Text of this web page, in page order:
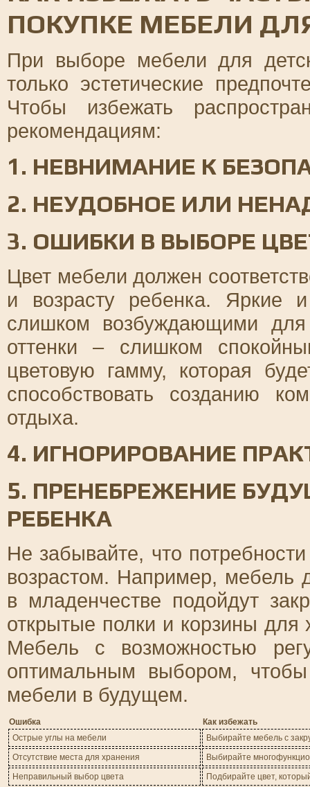
ПОКУПКЕ МЕБЕЛИ
При выборе мебели для
только эстетические
Чтобы избежать
рекомендациям:
1. НЕВНИМАНИЕ К
2. НЕУДОБНОЕ ИЛИ
3. ОШИБКИ В ВЫБОРЕ
Цвет мебели должен
и возрасту ребенка. Яркие
слишком возбуждающими
оттенки – слишком
цветовую гамму, которая
способствовать созданию
отдыха.
4. ИГНОРИРОВАНИЕ
5. ПРЕНЕБРЕЖЕНИЕ
РЕБЕНКА
Не забывайте, что
возрастом. Например, мебель
в младенчестве подойдут
открытые полки и корзины для
Мебель с возможностью
оптимальным выбором,
мебели в будущем.
Ошибка
Как избежать
Острые углы на мебели
Выбирайте мебель с
Отсутствие места для хранения
Выбирайте
Неправильный выбор цвета
Подбирайте цвет,